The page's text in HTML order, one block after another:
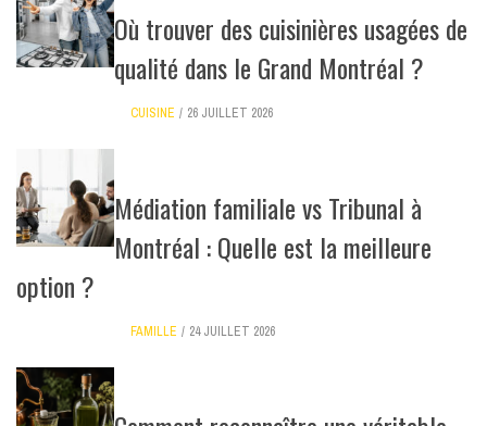
Où trouver des cuisinières usagées de
qualité dans le Grand Montréal ?
CUISINE 26 JUILLET 2026
Médiation familiale vs Tribunal à
Montréal : Quelle est la meilleure
option ?
FAMILLE 24 JUILLET 2026